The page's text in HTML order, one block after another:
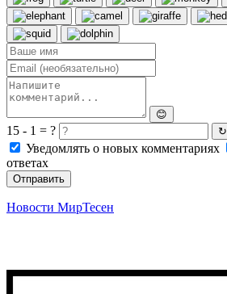
😊
15 - 1 = ? ↻
Уведомлять о новых комментариях
ответах
Отправить
Новости МирТесен